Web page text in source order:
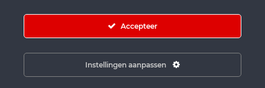
Accepteer
Instellingen aanpassen